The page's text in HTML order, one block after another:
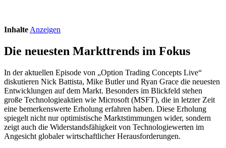
Inhalte Anzeigen
Die neuesten Markttrends im Fokus
In der aktuellen Episode von „Option Trading Concepts Live“
diskutieren Nick Battista, Mike Butler und Ryan Grace die neuesten
Entwicklungen auf dem Markt. Besonders im Blickfeld stehen
große Technologieaktien wie Microsoft (MSFT), die in letzter Zeit
eine bemerkenswerte Erholung erfahren haben. Diese Erholung
spiegelt nicht nur optimistische Marktstimmungen wider, sondern
zeigt auch die Widerstandsfähigkeit von Technologiewerten im
Angesicht globaler wirtschaftlicher Herausforderungen.